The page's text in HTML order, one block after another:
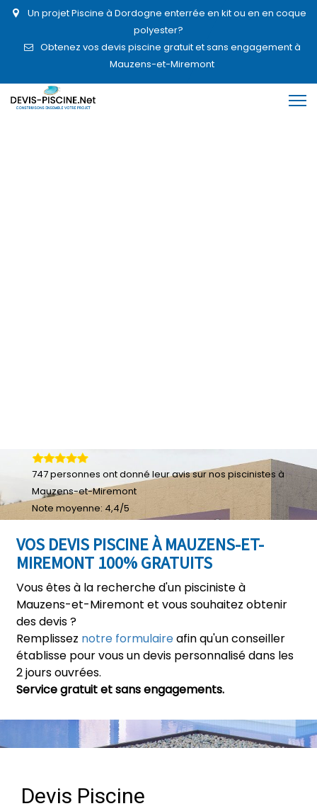
Un projet Piscine à Dordogne enterrée en kit ou en en coque
polyester?
Obtenez vos devis piscine gratuit et sans engagement à
Mauzens-et-Miremont
VOS DEVIS PISCINE À MAUZENS-ET-
MIREMONT 100% GRATUITS
Vous êtes à la recherche d'un pisciniste à
Mauzens-et-Miremont et vous souhaitez obtenir
des devis ?
Remplissez notre formulaireafin qu'un conseiller
établisse pour vous un devis personnalisé dans les
2 jours ouvrées.
Service gratuit et sans engagements.
747personnes ont donné leuravis sur nos piscinistes à
Mauzens-et-Miremont
Note moyenne: 4,4/5
Devis Piscine